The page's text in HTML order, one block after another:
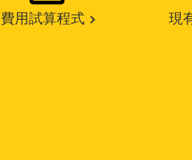
費用試算程式 現